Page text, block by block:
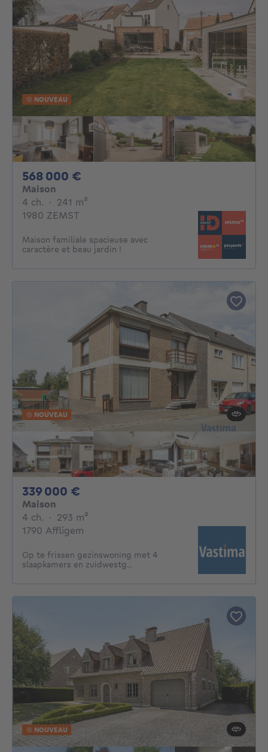
NOUVEAU
568 000 €
Maison
4 ch. 4 chambres
· 241 m²
1980 ZEMST
Maison familiale spacieuse avec
caractère et beau jardin !
NOUVEAU
339 000 €
Maison
4 ch. 4 chambres
· 293 m²
1790 Affligem
Op te frissen gezinswoning met 4
slaapkamers en zuidwestg...
NOUVEAU